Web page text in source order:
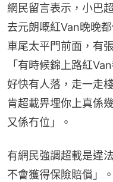
網民留言表示，小巴
去元朗嘅紅Van晚晚
車尾太平門前面，有
「有時候錦上路紅
好快有人落，走一走
肯超載畀埋你上真係
又係冇位」。
有網民強調超載是違
不會獲得保險賠償」。